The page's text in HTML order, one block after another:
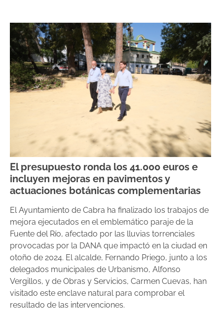
El presupuesto ronda los 41.000 euros e
incluyen mejoras en pavimentos y
actuaciones botánicas complementarias
El Ayuntamiento de Cabra ha finalizado los trabajos de
mejora ejecutados en el emblemático paraje de la
Fuente del Río, afectado por las lluvias torrenciales
provocadas por la DANA que impactó en la ciudad en
otoño de 2024. El alcalde, Fernando Priego, junto a los
delegados municipales de Urbanismo, Alfonso
Vergillos, y de Obras y Servicios, Carmen Cuevas, han
visitado este enclave natural para comprobar el
resultado de las intervenciones.